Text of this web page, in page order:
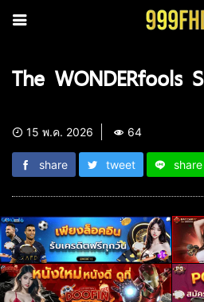
The WONDERfools
15 พ.ค. 2026 64
share tweet share